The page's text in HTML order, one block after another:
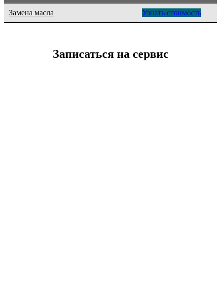
Замена масла Узнать стоимость
Записаться на сервис